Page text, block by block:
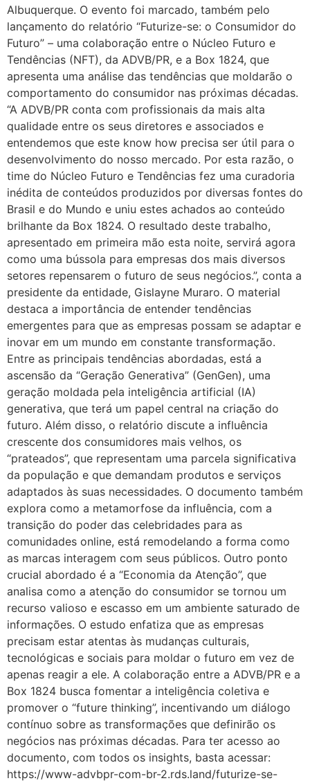
Albuquerque. O evento foi marcado, também pelo
lançamento do relatório “Futurize-se: o Consumidor do
Futuro” – uma colaboração entre o Núcleo Futuro e
Tendências (NFT), da ADVB/PR, e a Box 1824, que
apresenta uma análise das tendências que moldarão o
comportamento do consumidor nas próximas décadas.
“A ADVB/PR conta com profissionais da mais alta
qualidade entre os seus diretores e associados e
entendemos que este know how precisa ser útil para o
desenvolvimento do nosso mercado. Por esta razão, o
time do Núcleo Futuro e Tendências fez uma curadoria
inédita de conteúdos produzidos por diversas fontes do
Brasil e do Mundo e uniu estes achados ao conteúdo
brilhante da Box 1824. O resultado deste trabalho,
apresentado em primeira mão esta noite, servirá agora
como uma bússola para empresas dos mais diversos
setores repensarem o futuro de seus negócios.”, conta a
presidente da entidade, Gislayne Muraro. O material
destaca a importância de entender tendências
emergentes para que as empresas possam se adaptar e
inovar em um mundo em constante transformação.
Entre as principais tendências abordadas, está a
ascensão da “Geração Generativa” (GenGen), uma
geração moldada pela inteligência artificial (IA)
generativa, que terá um papel central na criação do
futuro. Além disso, o relatório discute a influência
crescente dos consumidores mais velhos, os
“prateados”, que representam uma parcela significativa
da população e que demandam produtos e serviços
adaptados às suas necessidades. O documento também
explora como a metamorfose da influência, com a
transição do poder das celebridades para as
comunidades online, está remodelando a forma como
as marcas interagem com seus públicos. Outro ponto
crucial abordado é a “Economia da Atenção”, que
analisa como a atenção do consumidor se tornou um
recurso valioso e escasso em um ambiente saturado de
informações. O estudo enfatiza que as empresas
precisam estar atentas às mudanças culturais,
tecnológicas e sociais para moldar o futuro em vez de
apenas reagir a ele. A colaboração entre a ADVB/PR e a
Box 1824 busca fomentar a inteligência coletiva e
promover o “future thinking”, incentivando um diálogo
contínuo sobre as transformações que definirão os
negócios nas próximas décadas. Para ter acesso ao
documento, com todos os insights, basta acessar:
https://www-advbpr-com-br-2.rds.land/futurize-se-